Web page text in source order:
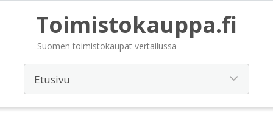
Toimistokauppa.fi
Suomen toimistokaupat vertailussa